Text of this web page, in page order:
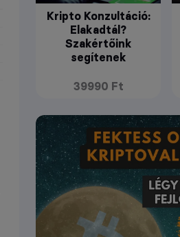
Kripto Konzultáció:
Elakadtál?
Szakértőink
segítenek
39990 Ft